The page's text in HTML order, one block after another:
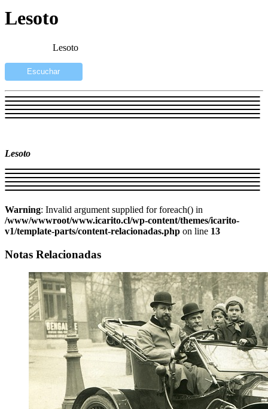
Lesoto
Lesoto
Escuchar
Lesoto
Warning: Invalid argument supplied for foreach() in
/www/wwwroot/www.icarito.cl/wp-content/themes/icarito-
v1/template-parts/content-relacionadas.php on line 13
Notas Relacionadas